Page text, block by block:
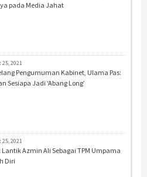
pada Media Jahat
2021
Pengumuman Kabinet, Ulama Pas:
Sesiapa Jadi ‘Abang Long’
2021
Lantik Azmin Ali Sebagai TPM Umpama
Diri